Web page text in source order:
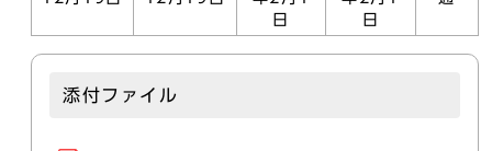
日
日
添付ファイル